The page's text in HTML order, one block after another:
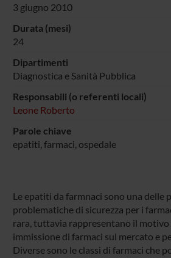
3 giugno 2010
Durata (mesi)
24
Dipartimenti
Diagnostica e Sanità Pubblica
Responsabili (o referenti locali)
Leone Roberto
Parole chiave
epatiti, farmaci, ospedale
Le epatiti da farmnaci sono una delle
problematiche di sicurezza per i
rara, tuttavia rappresentano il motivo
immissione di farmaci sul mercato e
Diverse sono le classi di farmaci che